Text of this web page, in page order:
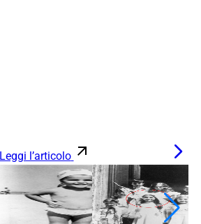
Leggi l’articolo